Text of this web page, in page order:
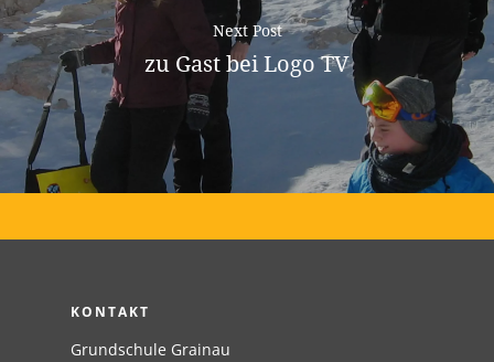
Next Post
zu Gast bei Logo TV
KONTAKT
Grundschule Grainau